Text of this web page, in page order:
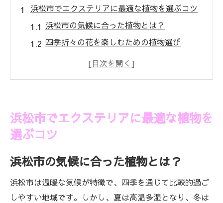
浜松市でエクステリアに最適な植物を選ぶコツ
浜松市の気候に合った植物とは？
四季折々の花を楽しむための植物選び
メンテナンスが楽な植物の選び方
エクステリアと植物の調和を図る方法
エクステリア植物の選び方：浜松市の気候に合
わせたポイント
温暖な気候に適した植物の特徴
夏の暑さに耐える植物選び
浜松市でエクステリアに最適な植物を
選ぶコツ
浜松市の気候に合った植物とは？
浜松市は温暖な気候が特徴で、四季を通じて比較的過ご
しやすい地域です。しかし、夏は高温多湿となり、冬は